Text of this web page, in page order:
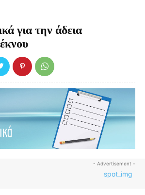
για την άδεια
- Advertisement -